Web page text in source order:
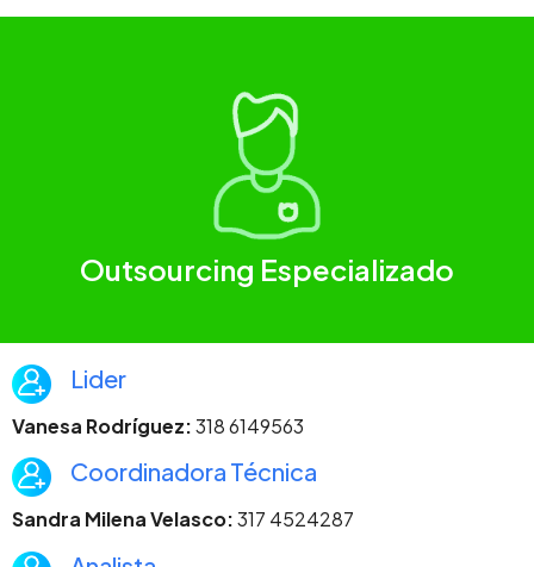
Outsourcing Especializado
Lider
Vanesa Rodríguez:318 6149563
Coordinadora Técnica
Sandra Milena Velasco:317 4524287